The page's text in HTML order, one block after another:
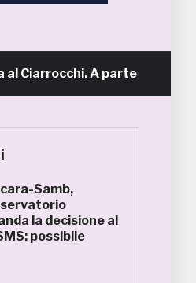
A parte Tunjov
Samb,
la decisione al
possibile